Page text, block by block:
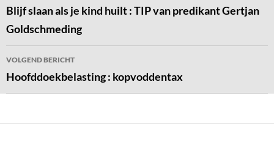
navigatie
Blijf slaan als je kind huilt : TIP van predikant Gertjan
Goldschmeding
VOLGEND BERICHT
Hoofddoekbelasting : kopvoddentax